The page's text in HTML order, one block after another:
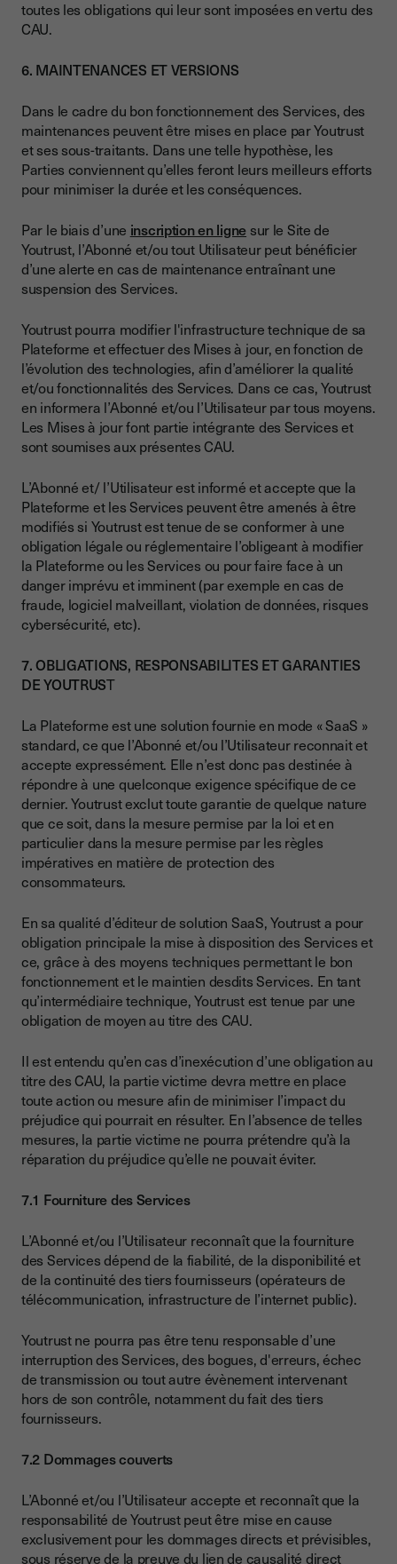
toutes les obligations qui leur sont imposées en vertu des
CAU.
6. MAINTENANCES ET VERSIONS
Dans le cadre du bon fonctionnement des Services, des
maintenances peuvent être mises en place par Youtrust
et ses sous-traitants. Dans une telle hypothèse, les
Parties conviennent qu’elles feront leurs meilleurs efforts
pour minimiser la durée et les conséquences.
Par le biais d’une inscription en ligne sur le Site de
Youtrust, l’Abonné et/ou tout Utilisateur peut bénéficier
d’une alerte en cas de maintenance entraînant une
suspension des Services.
Youtrust pourra modifier l'infrastructure technique de sa
Plateforme et effectuer des Mises à jour, en fonction de
l’évolution des technologies, afin d’améliorer la qualité
et/ou fonctionnalités des Services. Dans ce cas, Youtrust
en informera l’Abonné et/ou l’Utilisateur par tous moyens.
Les Mises à jour font partie intégrante des Services et
sont soumises aux présentes CAU.
L’Abonné et/ l’Utilisateur est informé et accepte que la
Plateforme et les Services peuvent être amenés à être
modifiés si Youtrust est tenue de se conformer à une
obligation légale ou réglementaire l’obligeant à modifier
la Plateforme ou les Services ou pour faire face à un
danger imprévu et imminent (par exemple en cas de
fraude, logiciel malveillant, violation de données, risques
cybersécurité, etc).
7. OBLIGATIONS, RESPONSABILITES ET GARANTIES
DE YOUTRUST
La Plateforme est une solution fournie en mode « SaaS »
standard, ce que l’Abonné et/ou l’Utilisateur reconnait et
accepte expressément. Elle n’est donc pas destinée à
répondre à une quelconque exigence spécifique de ce
dernier. Youtrust exclut toute garantie de quelque nature
que ce soit, dans la mesure permise par la loi et en
particulier dans la mesure permise par les règles
impératives en matière de protection des
consommateurs.
En sa qualité d’éditeur de solution SaaS, Youtrust a pour
obligation principale la mise à disposition des Services et
ce, grâce à des moyens techniques permettant le bon
fonctionnement et le maintien desdits Services. En tant
qu’intermédiaire technique, Youtrust est tenue par une
obligation de moyen au titre des CAU.
Il est entendu qu’en cas d’inexécution d’une obligation au
titre des CAU, la partie victime devra mettre en place
toute action ou mesure afin de minimiser l’impact du
préjudice qui pourrait en résulter. En l’absence de telles
mesures, la partie victime ne pourra prétendre qu’à la
réparation du préjudice qu’elle ne pouvait éviter.
7.1 Fourniture des Services
L’Abonné et/ou l’Utilisateur reconnaît que la fourniture
des Services dépend de la fiabilité, de la disponibilité et
de la continuité des tiers fournisseurs (opérateurs de
télécommunication, infrastructure de l’internet public).
Youtrust ne pourra pas être tenu responsable d’une
interruption des Services, des bogues, d'erreurs, échec
de transmission ou tout autre évènement intervenant
hors de son contrôle, notamment du fait des tiers
fournisseurs.
7.2 Dommages couverts
L’Abonné et/ou l’Utilisateur accepte et reconnaît que la
responsabilité de Youtrust peut être mise en cause
exclusivement pour les dommages directs et prévisibles,
sous réserve de la preuve du lien de causalité direct